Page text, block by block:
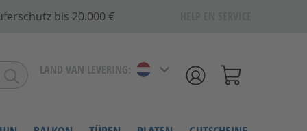
bis 20.000 €
LAND VAN LEVERING: